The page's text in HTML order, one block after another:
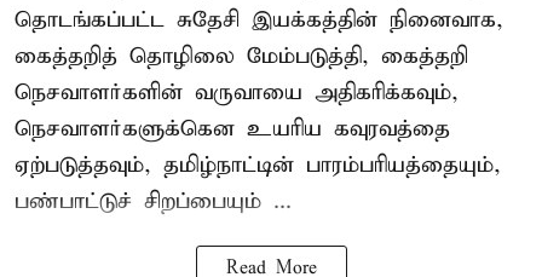
தொடங்கப்பட்ட சுதேசி இயக்கத்தின் நினைவாக,
கைத்தறித் தொழிலை மேம்படுத்தி, கைத்தறி
நெசவாளர்களின் வருவாயை அதிகரிக்கவும்,
நெசவாளர்களுக்கென உயரிய கவுரவத்தை
ஏற்படுத்தவும், தமிழ்நாட்டின் பாரம்பரியத்தையும்,
பண்பாட்டுச் சிறப்பையும் ...
Read More